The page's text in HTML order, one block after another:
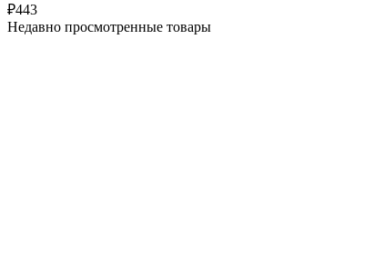
₽443
Недавно просмотренные товары